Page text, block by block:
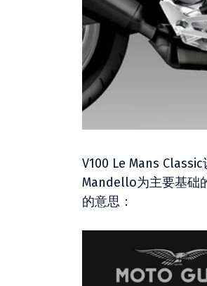
V100 Le Mans
Mandello为主要基础
的意思：